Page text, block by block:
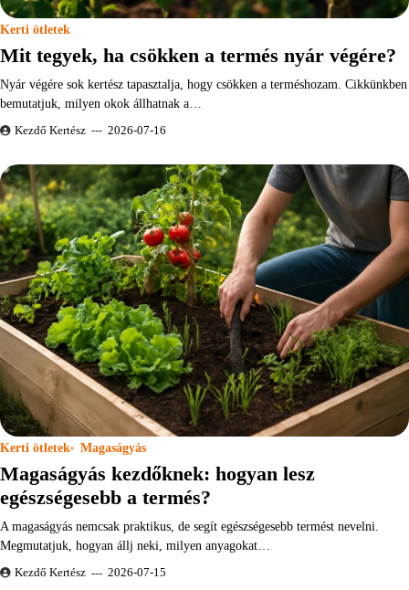
Kerti ötletek
Mit tegyek, ha csökken a termés nyár végére?
Nyár végére sok kertész tapasztalja, hogy csökken a terméshozam. Cikkünkben
bemutatjuk, milyen okok állhatnak a…
Kezdő Kertész 2026-07-16
Kerti ötletek Magaságyás
Magaságyás kezdőknek: hogyan lesz
egészségesebb a termés?
A magaságyás nemcsak praktikus, de segít egészségesebb termést nevelni.
Megmutatjuk, hogyan állj neki, milyen anyagokat…
Kezdő Kertész 2026-07-15